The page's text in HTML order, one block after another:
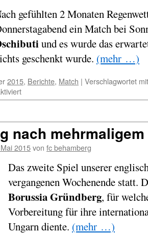
gefühlten 2 Monaten
ein Match bei
und es wurde das
geschenkt wurde. (mehr …)
2015, Berichte, Match | Verschlagwortet mit
nach
2015von fc behamberg
Das zweite Spiel unserer
vergangenen Wochenende statt.
Borussia Gründberg, für
Vorbereitung für ihre
Ungarn diente. (mehr …)